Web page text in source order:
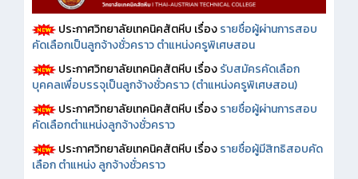
ประกาศวิทยาลัยเทคนิคสัตหีบ เรื่องรายชื่อผู้ผ่านการสอบ
คัดเลือกเป็นลูกจ้างชั่วคราว ตำแหน่งครูพิเศษสอน
ประกาศวิทยาลัยเทคนิคสัตหีบ เรื่องรับสมัครคัดเลือก
บุคคลเพื่อบรรจุเป็นลูกจ้างชั่วคราว (ตำแหน่งครูพิเศษสอน)
ประกาศวิทยาลัยเทคนิคสัตหีบ เรื่องรายชื่อผู้ผ่านการสอบ
คัดเลือกตำแหน่งลูกจ้างชั่วคราว
ประกาศวิทยาลัยเทคนิคสัตหีบ เรื่องรายชื่อผู้มีสิทธิสอบคัด
เลือก ตำแหน่ง ลูกจ้างชั่วคราว